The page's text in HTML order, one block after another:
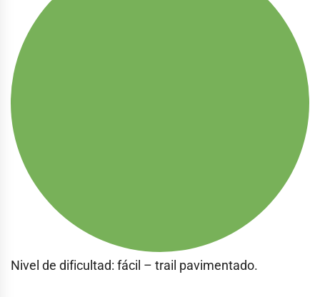
Nivel de dificultad: fácil – trail pavimentado.